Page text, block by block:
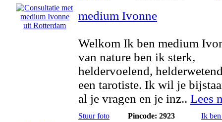
medium Ivonne
Welkom Ik ben medium
van nature ben ik sterk,
heldervoelend,
een tarotiste. Ik wil je
al je vragen en je inz.. Lees
Stuur foto Pincode: 2923 Ik